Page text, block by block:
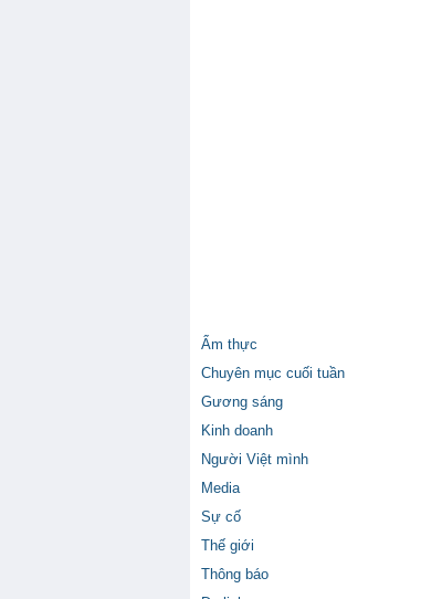
Ẩm thực
Chuyên mục cuối tuần
Gương sáng
Kinh doanh
Người Việt mình
Media
Sự cố
Thế giới
Thông báo